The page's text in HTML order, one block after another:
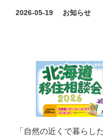
投稿日
2026-05-19 カテゴリー
お知らせ
「自然の近くで暮らし